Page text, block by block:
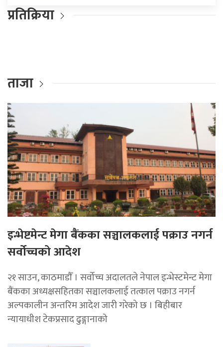
प्रतिक्रिया
ताजा
इन्भेष्टमेन्ट मेगा बैंकका सञ्चालकलाई पक्राउ नगर्न
सर्वोच्चको आदेश
२१ साउन, काठमाडाैँ । सर्वोच्च अदालतले नेपाल इन्भेस्टमेन्ट मेगा
बैंकका अध्यक्षसहितका सञ्चालकलाई तत्काल पक्राउ नगर्न
अल्पकालीन अन्तरिम आदेश जारी गरेको छ । बिहीबार
न्यायाधीश टेकप्रसाद ढुङ्गानाको